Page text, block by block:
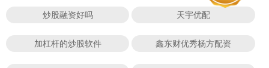
炒股融资好吗 天宇优配
加杠杆的炒股软件 鑫东财优秀杨方配资